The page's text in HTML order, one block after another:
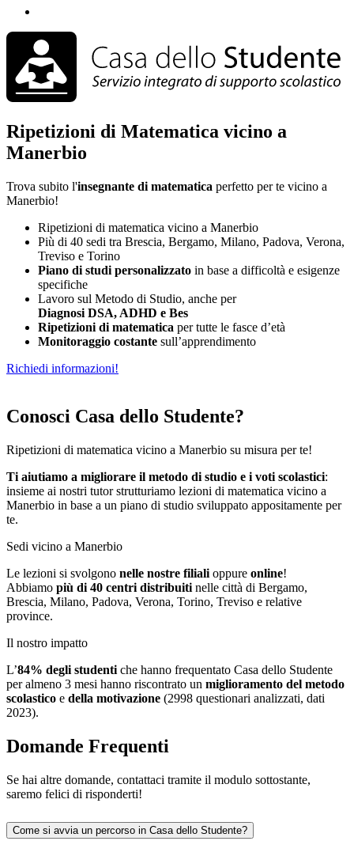
Ripetizioni di Matematica vicino a
Manerbio
Trova subito l'insegnante di matematica perfetto per te vicino a
Manerbio!
Ripetizioni di matematica vicino a Manerbio
Più di 40 sedi tra Brescia, Bergamo, Milano, Padova, Verona,
Treviso e Torino
Piano di studi personalizzato in base a difficoltà e esigenze
specifiche
Lavoro sul Metodo di Studio, anche per
Diagnosi DSA, ADHD e Bes
Ripetizioni di matematica per tutte le fasce d’età
Monitoraggio costante sull’apprendimento
Richiedi informazioni!
Conosci Casa dello Studente?
Ripetizioni di matematica vicino a Manerbio su misura per te!
Ti aiutiamo a migliorare il metodo di studio e i voti scolastici:
insieme ai nostri tutor strutturiamo lezioni di matematica vicino a
Manerbio in base a un piano di studio sviluppato appositamente per
te.
Sedi vicino a Manerbio
Le lezioni si svolgono nelle nostre filiali oppure online!
Abbiamo più di 40 centri distribuiti nelle città di Bergamo,
Brescia, Milano, Padova, Verona, Torino, Treviso e relative
province.
Il nostro impatto
L’84% degli studenti che hanno frequentato Casa dello Studente
per almeno 3 mesi hanno riscontrato un miglioramento del metodo
scolastico e della motivazione (2998 questionari analizzati, dati
2023).
Domande Frequenti
Se hai altre domande, contattaci tramite il modulo sottostante,
saremo felici di risponderti!
Come si avvia un percorso in Casa dello Studente?